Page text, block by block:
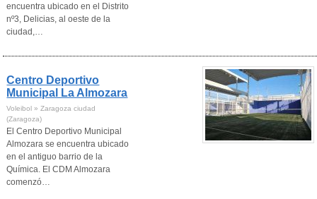
encuentra ubicado en el Distrito
nº3, Delicias, al oeste de la
ciudad,…
Centro Deportivo
Municipal La Almozara
Voleibol » Zaragoza ciudad
(Zaragoza)
El Centro Deportivo Municipal
Almozara se encuentra ubicado
en el antiguo barrio de la
Química. El CDM Almozara
comenzó…